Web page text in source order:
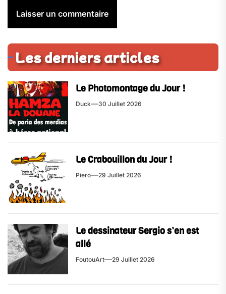
Les derniers articles
Le Photomontage du Jour !
Duck 30 Juillet 2026
Le Crabouillon du Jour !
Piero 29 Juillet 2026
Le dessinateur Sergio s’en est
allé
FoutouArt 29 Juillet 2026